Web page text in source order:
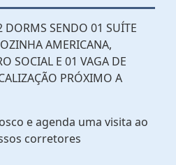
SENDO 01 SUÍTE
AMERICANA,
SOCIAL E 01 VAGA DE
PRÓXIMO A
e agenda uma visita ao
corretores